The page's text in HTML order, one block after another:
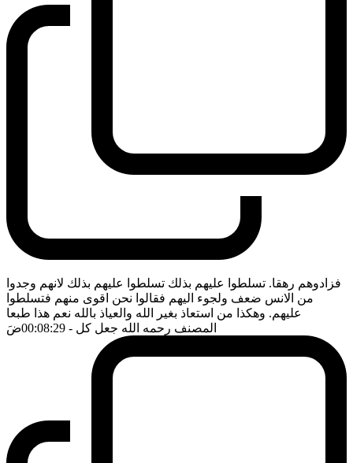
فزادوهم رهقا. تسلطوا عليهم بذلك تسلطوا عليهم بذلك لانهم وجدوا
من الانس ضعف ولجوء اليهم فقالوا نحن اقوى منهم فتسلطوا
عليهم. وهكذا من استعاذ بغير الله والعياذ بالله نعم هذا طبعا
المصنف رحمه الله جعل كل - 00:08:29 ضَ